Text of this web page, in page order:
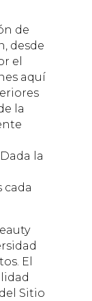
de
desde
el
aquí
la
la
cada
El
Sitio